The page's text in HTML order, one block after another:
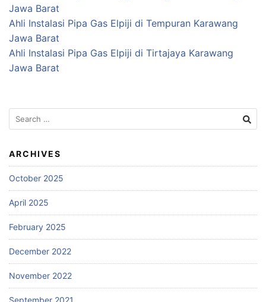
Jawa Barat
Ahli Instalasi Pipa Gas Elpiji di Tempuran Karawang
Jawa Barat
Ahli Instalasi Pipa Gas Elpiji di Tirtajaya Karawang
Jawa Barat
Search
for:
ARCHIVES
October 2025
April 2025
February 2025
December 2022
November 2022
September 2021